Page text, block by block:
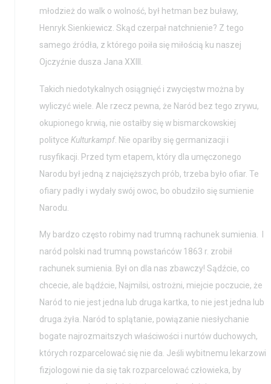
młodzież do walk o wolność, był hetman bez buławy,
Henryk Sienkiewicz. Skąd czerpał natchnienie? Z tego
samego źródła, z którego poiła się miłością ku naszej
Ojczyźnie dusza Jana XXIII.
Takich niedotykalnych osiągnięć i zwycięstw można by
wyliczyć wiele. Ale rzecz pewna, że Naród bez tego zrywu,
okupionego krwią, nie ostałby się w bismarckowskiej
polityce Kulturkampf. Nie oparłby się germanizacji i
rusyfikacji. Przed tym etapem, który dla umęczonego
Narodu był jedną z najcięższych prób, trzeba było ofiar. Te
ofiary padły i wydały swój owoc, bo obudziło się sumienie
Narodu.
My bardzo często robimy nad trumną rachunek sumienia. I
naród polski nad trumną powstańców 1863 r. zrobił
rachunek sumienia. Był on dla nas zbawczy! Sądźcie, co
chcecie, ale bądźcie, Najmilsi, ostrożni, miejcie poczucie, że
Naród to nie jest jedna lub druga kartka, to nie jest jedna lub
druga żyła. Naród to splątanie, powiązanie niesłychanie
bogate najrozmaitszych właściwości i nurtów duchowych,
których rozparcelować się nie da. Jeśli wybitnemu lekarzowi
fizjologowi nie da się tak rozparcelować człowieka, by